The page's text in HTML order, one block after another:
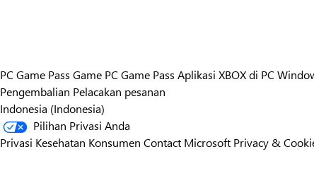
PC Game Pass Game PC Game Pass Aplikasi XBOX di PC
Pengembalian Pelacakan pesanan
Indonesia (Indonesia)
Pilihan Privasi Anda
Privasi Kesehatan Konsumen Contact Microsoft Privacy &